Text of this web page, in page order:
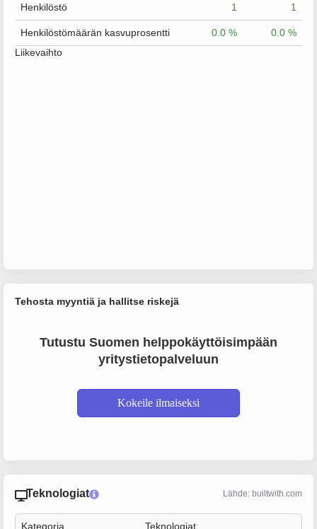
Henkilöstö 1 1
Henkilöstömäärän kasvuprosentti 0.0 %
0.0 %
Liikevaihto
Tehosta myyntiä ja hallitse riskejä
Tutustu Suomen helppokäyttöisimpään
yritystietopalveluun
Kokeile ilmaiseksi
Teknologiat Lähde: builtwith.com
Kategoria Teknologiat